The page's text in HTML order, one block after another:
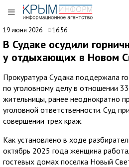
19 июня 2026 16:56
В Судаке осудили
у отдыхающих в Новом
Прокуратура Судака поддержала
по уголовному делу в отношении
жительницы, ранее неоднократно
уголовной ответственности. Суд
совершении трех краж.
Как установлено в ходе
октябрь 2025 года женщина
гостевых домах поселка Новый